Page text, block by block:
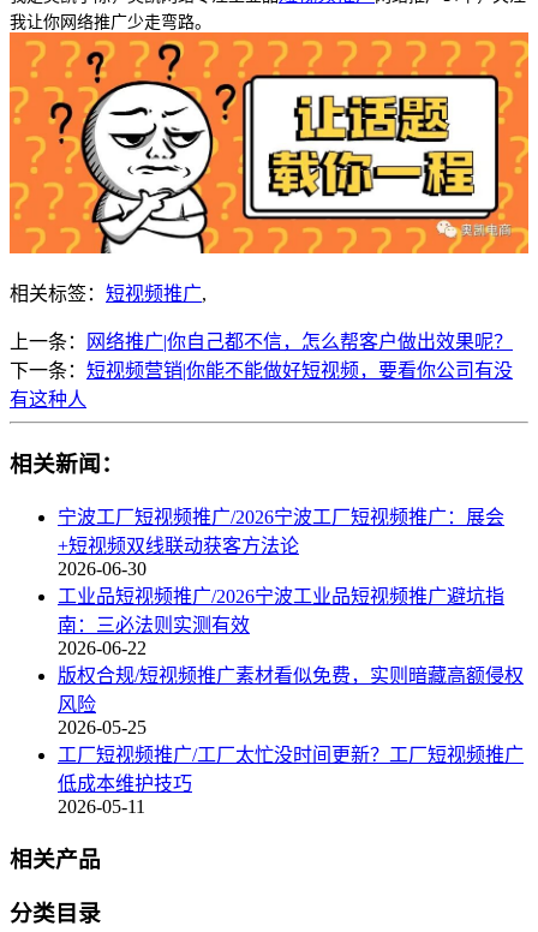
我让你网络推广少走弯路。
相关标签： 短视频推广,
上一条：
网络推广|你自己都不信，怎么帮客户做出效果呢？
下一条： 短视频营销|你能不能做好短视频，要看你公司有没
有这种人
相关新闻：
宁波工厂短视频推广/2026宁波工厂短视频推广：展会
+短视频双线联动获客方法论
2026-06-30
工业品短视频推广/2026宁波工业品短视频推广避坑指
南：三必法则实测有效
2026-06-22
版权合规/短视频推广素材看似免费，实则暗藏高额侵权
风险
2026-05-25
工厂短视频推广/工厂太忙没时间更新？工厂短视频推广
低成本维护技巧
2026-05-11
相关产品
分类目录